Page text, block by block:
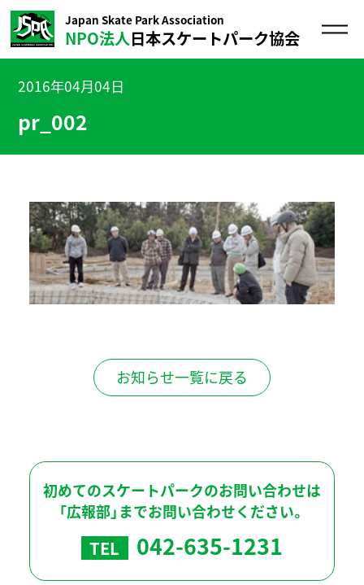
Japan Skate Park Association
NPO法人日本スケートパーク協会
2016年04月04日
pr_002
お知らせ一覧に戻る
初めてのスケートパークのお問い合わせは
「広報部」までお問い合わせください。
TEL 042-635-1231